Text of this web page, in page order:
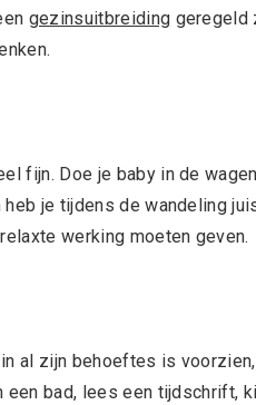
gezinsuitbreiding geregeld
fijn. Doe je baby in de
je tijdens de wandeling
werking moeten geven.
al zijn behoeftes is
een bad, lees een tijdschrift,